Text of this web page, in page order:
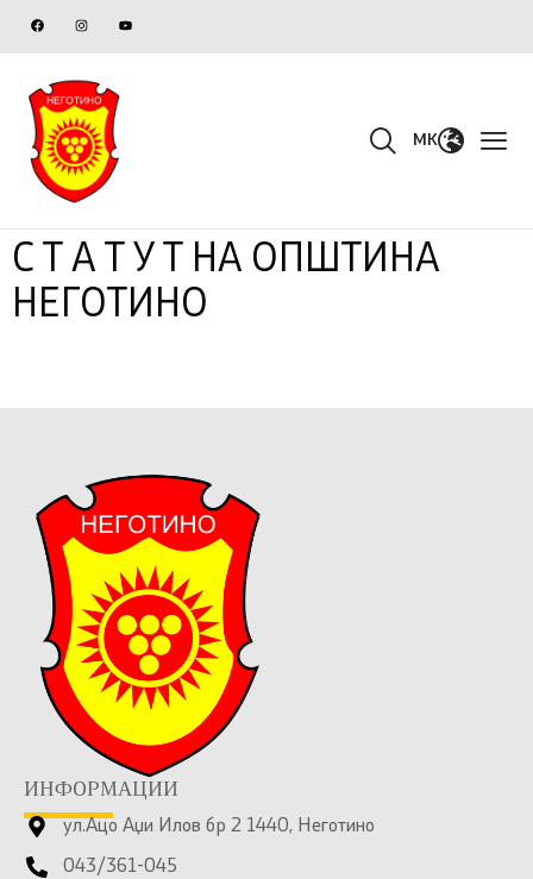
MK
С Т А Т У Т НА ОПШТИНА
НЕГОТИНО
ИНФОРМАЦИИ
ул.Ацо Аџи Илов бр 2 1440, Неготино
043/361-045